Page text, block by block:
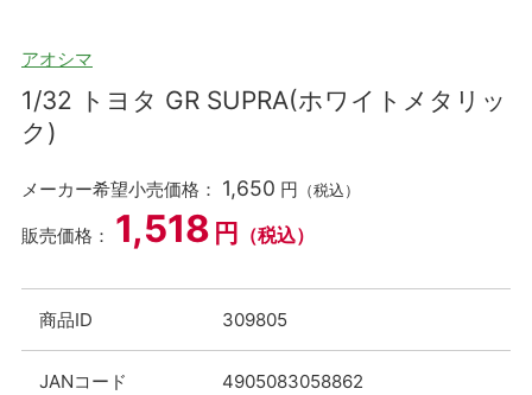
アオシマ
1/32 トヨタ GR SUPRA(ホワイトメタリッ
ク)
メーカー希望小売価格： 1,650 円 （税込）
販売価格： 1,518 円 （税込）
商品ID 309805
JANコード 4905083058862